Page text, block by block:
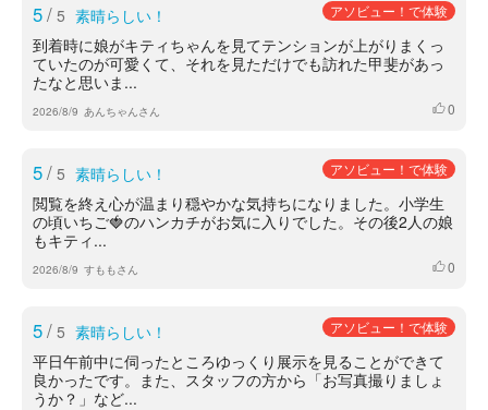
5/ 5 素晴らしい！ アソビュー！で体験
到着時に娘がキティちゃんを見てテンションが上がりまくっ
ていたのが可愛くて、それを見ただけでも訪れた甲斐があっ
たなと思いま...
2026/8/9 あんちゃんさん いいね
0
5/ 5 素晴らしい！ アソビュー！で体験
閲覧を終え心が温まり穏やかな気持ちになりました。小学生
の頃いちご🍓のハンカチがお気に入りでした。その後2人の娘
もキティ...
2026/8/9 すももさん いいね
0
5/ 5 素晴らしい！ アソビュー！で体験
平日午前中に伺ったところゆっくり展示を見ることができて
良かったです。また、スタッフの方から「お写真撮りましょ
うか？」など...